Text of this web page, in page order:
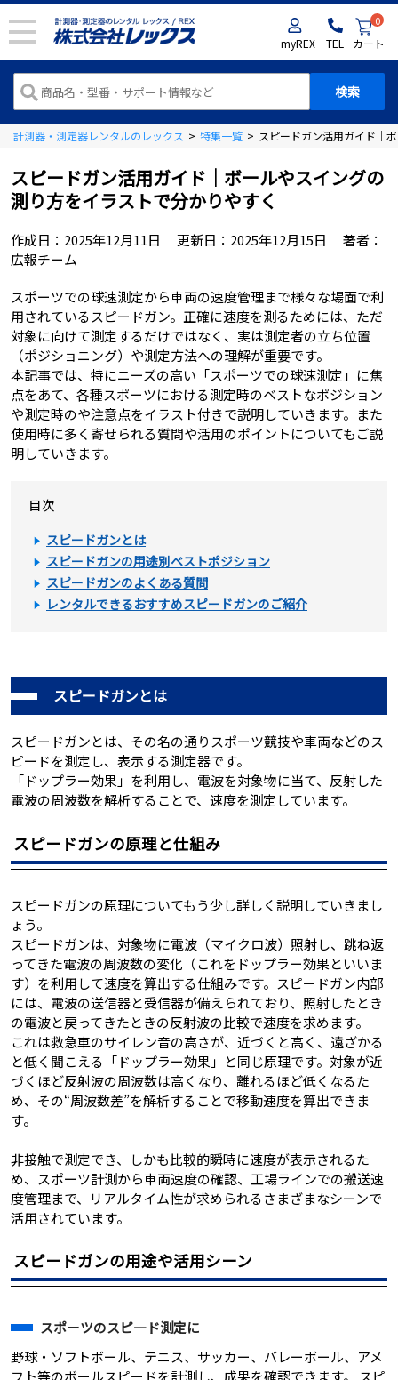
myREX TEL
0
カート
計測器・測定器レンタルのレックス > 特集一覧 > スピードガン活用ガイド｜
スピードガン活用ガイド｜ボールやスイングの
測り方をイラストで分かりやすく
作成日： 2025年12月11日 更新日： 2025年12月15日
著者：
広報チーム
スポーツでの球速測定から車両の速度管理まで様々な場面で利
用されているスピードガン。正確に速度を測るためには、ただ
対象に向けて測定するだけではなく、実は測定者の立ち位置
（ポジショニング）や測定方法への理解が重要です。
本記事では、特にニーズの高い「スポーツでの球速測定」に焦
点をあて、各種スポーツにおける測定時のベストなポジション
や測定時のや注意点をイラスト付きで説明していきます。また
使用時に多く寄せられる質問や活用のポイントについてもご説
明していきます。
目次
スピードガンとは
スピードガンの用途別ベストポジション
スピードガンのよくある質問
レンタルできるおすすめスピードガンのご紹介
スピードガンとは
スピードガンとは、その名の通りスポーツ競技や車両などのス
ピードを測定し、表示する測定器です。
「ドップラー効果」を利用し、電波を対象物に当て、反射した
電波の周波数を解析することで、速度を測定しています。
スピードガンの原理と仕組み
スピードガンの原理についてもう少し詳しく説明していきまし
ょう。
スピードガンは、対象物に電波（マイクロ波）照射し、跳ね返
ってきた電波の周波数の変化（これをドップラー効果といいま
す）を利用して速度を算出する仕組みです。スピードガン内部
には、電波の送信器と受信器が備えられており、照射したとき
の電波と戻ってきたときの反射波の比較で速度を求めます。
これは救急車のサイレン音の高さが、近づくと高く、遠ざかる
と低く聞こえる「ドップラー効果」と同じ原理です。対象が近
づくほど反射波の周波数は高くなり、離れるほど低くなるた
め、その“周波数差”を解析することで移動速度を算出できま
す。
非接触で測定でき、しかも比較的瞬時に速度が表示されるた
め、スポーツ計測から車両速度の確認、工場ラインでの搬送速
度管理まで、リアルタイム性が求められるさまざまなシーンで
活用されています。
スピードガンの用途や活用シーン
スポーツのスピ―ド測定に
野球・ソフトボール、テニス、サッカー、バレーボール、アメ
フト等のボールスピードを計測し、成果を確認できます。 スピ